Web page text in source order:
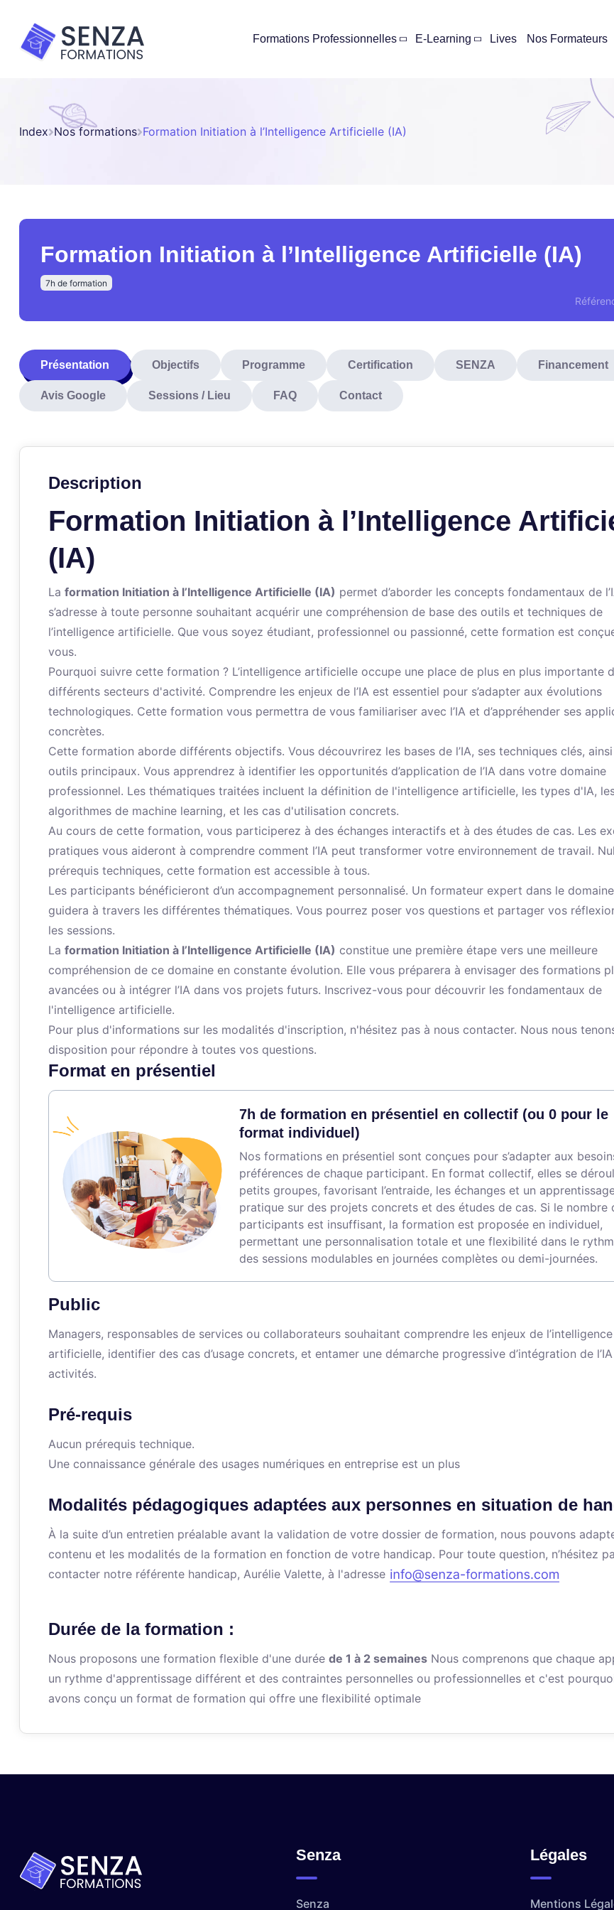
Formations Professionnelles E-Learning Lives Nos Formateurs
Index Nos formations Formation Initiation à l’Intelligence Artificielle (IA)
Formation Initiation à l’Intelligence Artificielle (IA)
7h de formation
Présentation Objectifs Programme Certification SENZA Financement
Avis Google Sessions / Lieu FAQ Contact
Description
Formation Initiation à l’Intelligence
(IA)
La formation Initiation à l’Intelligence Artificielle (IA) permet d’aborder les concepts fondamentaux de
s’adresse à toute personne souhaitant acquérir une compréhension de base des outils et techniques de
l’intelligence artificielle. Que vous soyez étudiant, professionnel ou passionné, cette formation est
vous.
Pourquoi suivre cette formation ? L’intelligence artificielle occupe une place de plus en plus importante
différents secteurs d'activité. Comprendre les enjeux de l’IA est essentiel pour s’adapter aux évolutions
technologiques. Cette formation vous permettra de vous familiariser avec l’IA et d’appréhender ses
concrètes.
Cette formation aborde différents objectifs. Vous découvrirez les bases de l’IA, ses techniques clés,
outils principaux. Vous apprendrez à identifier les opportunités d’application de l’IA dans votre domaine
professionnel. Les thématiques traitées incluent la définition de l'intelligence artificielle, les types d'IA,
algorithmes de machine learning, et les cas d'utilisation concrets.
Au cours de cette formation, vous participerez à des échanges interactifs et à des études de cas. Les
pratiques vous aideront à comprendre comment l’IA peut transformer votre environnement de travail.
prérequis techniques, cette formation est accessible à tous.
Les participants bénéficieront d’un accompagnement personnalisé. Un formateur expert dans le
guidera à travers les différentes thématiques. Vous pourrez poser vos questions et partager vos
les sessions.
La formation Initiation à l’Intelligence Artificielle (IA) constitue une première étape vers une meilleure
compréhension de ce domaine en constante évolution. Elle vous préparera à envisager des formations
avancées ou à intégrer l’IA dans vos projets futurs. Inscrivez-vous pour découvrir les fondamentaux de
l'intelligence artificielle.
Pour plus d'informations sur les modalités d'inscription, n'hésitez pas à nous contacter. Nous nous
disposition pour répondre à toutes vos questions.
Format en présentiel
7h de formation en présentiel en collectif (ou 0 pour le
format individuel)
Nos formations en présentiel sont conçues pour s’adapter aux
préférences de chaque participant. En format collectif, elles se
petits groupes, favorisant l’entraide, les échanges et un
pratique sur des projets concrets et des études de cas. Si le nombre
participants est insuffisant, la formation est proposée en individuel,
permettant une personnalisation totale et une flexibilité dans le
des sessions modulables en journées complètes ou demi-journées.
Public
Managers, responsables de services ou collaborateurs souhaitant comprendre les enjeux de l’intelligence
artificielle, identifier des cas d’usage concrets, et entamer une démarche progressive d’intégration de
activités.
Pré-requis
Aucun prérequis technique.
Une connaissance générale des usages numériques en entreprise est un plus
Modalités pédagogiques adaptées aux personnes en situation de
À la suite d’un entretien préalable avant la validation de votre dossier de formation, nous pouvons
contenu et les modalités de la formation en fonction de votre handicap. Pour toute question, n’hésitez
contacter notre référente handicap, Aurélie Valette, à l'adresse
Durée de la formation :
Nous proposons une formation flexible d'une durée de 1 à 2 semaines Nous comprenons que chaque
un rythme d'apprentissage différent et des contraintes personnelles ou professionnelles et c'est
avons conçu un format de formation qui offre une flexibilité optimale
Senza
Senza
Légales
Mentions